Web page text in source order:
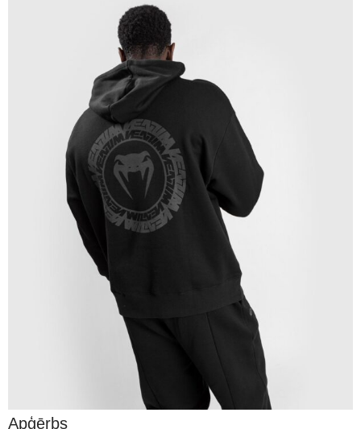
Apģērbs